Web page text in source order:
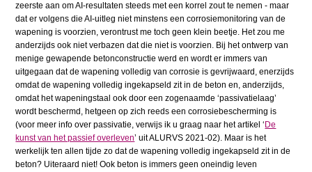
zeerste aan om AI-resultaten steeds met een korrel zout te nemen - maar
dat er volgens die AI-uitleg niet minstens een corrosiemonitoring van de
wapening is voorzien, verontrust me toch geen klein beetje. Het zou me
anderzijds ook niet verbazen dat die niet is voorzien. Bij het ontwerp van
menige gewapende betonconstructie werd en wordt er immers van
uitgegaan dat de wapening volledig van corrosie is gevrijwaard, enerzijds
omdat de wapening volledig ingekapseld zit in de beton en, anderzijds,
omdat het wapeningstaal ook door een zogenaamde ‘passivatielaag’
wordt beschermd, hetgeen op zich reeds een corrosiebescherming is
(voor meer info over passivatie, verwijs ik u graag naar het artikel ‘ De
kunst van het passief overleven’ uit ALURVS 2021-02). Maar is het
werkelijk ten allen tijde zo dat de wapening volledig ingekapseld zit in de
beton? Uiteraard niet! Ook beton is immers geen oneindig leven